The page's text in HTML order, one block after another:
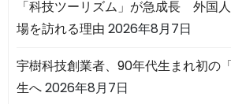
「科技ツーリズム」が急成長 外国
場を訪れる理由 2026年8月7日
宇樹科技創業者、90年代生まれ初の
生へ2026年8月7日